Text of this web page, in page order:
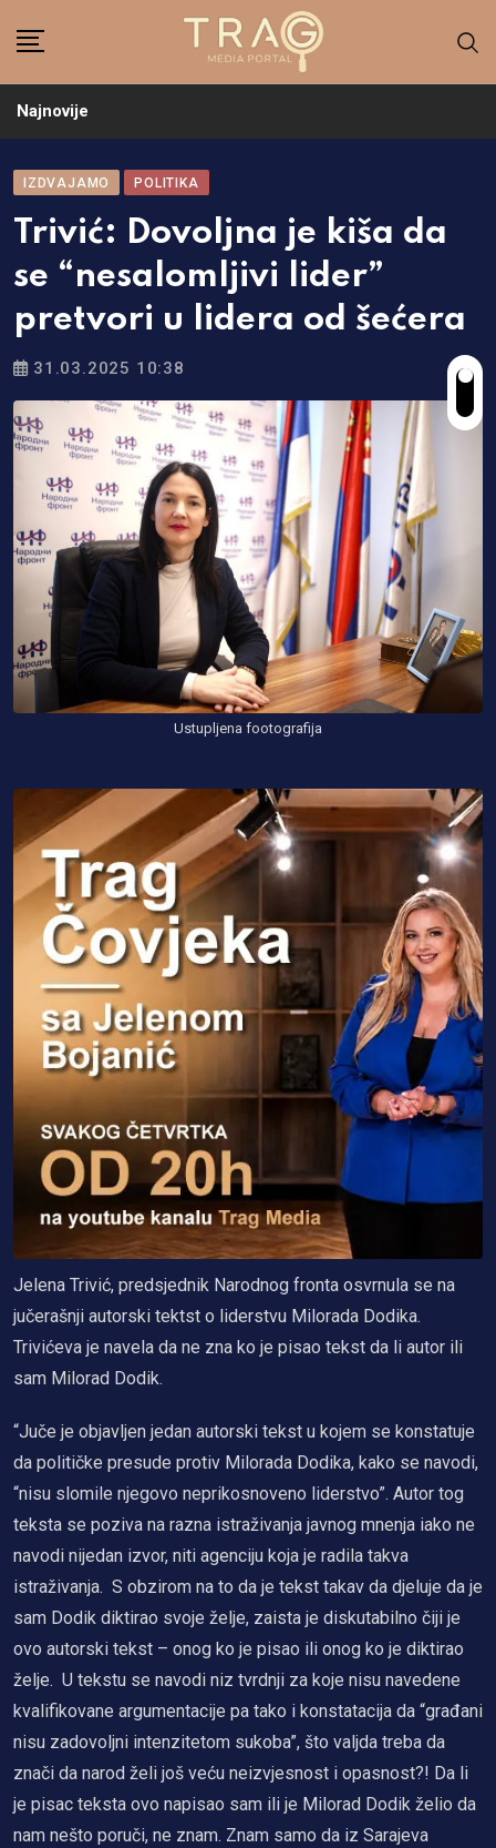
Najnovije
IZDVAJAMO POLITIKA
Trivić: Dovoljna je kiša da
se “nesalomljivi lider”
pretvori u lidera od šećera
31.03.2025 10:38
Ustupljena footografija
Jelena Trivić, predsjednik Narodnog fronta osvrnula se na
jučerašnji autorski tektst o liderstvu Milorada Dodika.
Trivićeva je navela da ne zna ko je pisao tekst da li autor ili
sam Milorad Dodik.
“Juče je objavljen jedan autorski tekst u kojem se konstatuje
da političke presude protiv Milorada Dodika, kako se navodi,
“nisu slomile njegovo neprikosnoveno liderstvo”. Autor tog
teksta se poziva na razna istraživanja javnog mnenja iako ne
navodi nijedan izvor, niti agenciju koja je radila takva
istraživanja. S obzirom na to da je tekst takav da djeluje da je
sam Dodik diktirao svoje želje, zaista je diskutabilno čiji je
ovo autorski tekst – onog ko je pisao ili onog ko je diktirao
želje. U tekstu se navodi niz tvrdnji za koje nisu navedene
kvalifikovane argumentacije pa tako i konstatacija da “građani
nisu zadovoljni intenzitetom sukoba”, što valjda treba da
znači da narod želi još veću neizvjesnost i opasnost?! Da li
je pisac teksta ovo napisao sam ili je Milorad Dodik želio da
nam nešto poruči, ne znam. Znam samo da iz Sarajeva